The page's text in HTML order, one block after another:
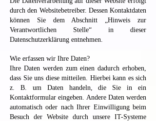
durch den Websitebetreiber. Dessen Kontaktdaten
können Sie dem Abschnitt „Hinweis zur
Verantwortlichen Stelle“ in dieser
Datenschutzerklärung entnehmen.
Wie erfassen wir Ihre Daten?
Ihre Daten werden zum einen dadurch erhoben,
dass Sie uns diese mitteilen. Hierbei kann es sich
z. B. um Daten handeln, die Sie in ein
Kontaktformular eingeben. Andere Daten werden
automatisch oder nach Ihrer Einwilligung beim
Besuch der Website durch unsere IT-Systeme